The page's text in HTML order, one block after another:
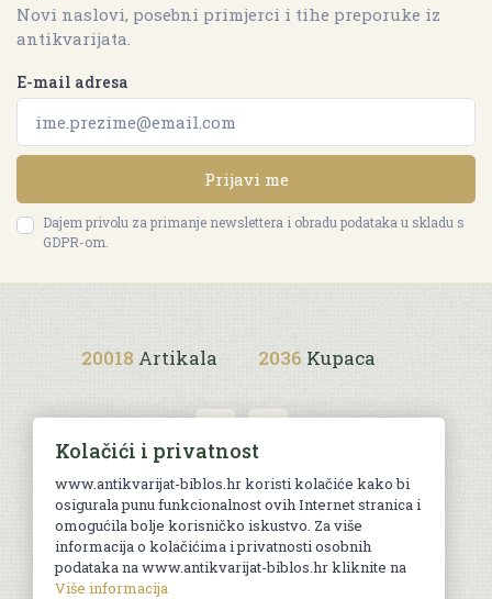
Novi naslovi, posebni primjerci i tihe preporuke iz
antikvarijata.
E-mail adresa
Prijavi me
Dajem privolu za primanje newslettera i obradu podataka u skladu s
GDPR-om.
20018 Artikala 2036 Kupaca
Uvjeti kupnje
Kolačići i privatnost
www.antikvarijat-biblos.hr koristi kolačiće kako bi
osigurala punu funkcionalnost ovih Internet stranica i
omogućila bolje korisničko iskustvo. Za više
informacija o kolačićima i privatnosti osobnih
podataka na www.antikvarijat-biblos.hr kliknite na
Više informacija